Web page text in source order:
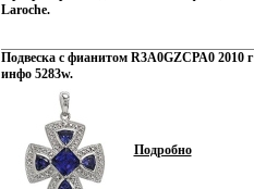
Laroche.
Подвеска с фианитом R3A0GZCPA0 2010 г
инфо 5283w.
Подробно